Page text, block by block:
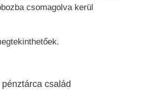
csomagolva kerül
pénztárca család